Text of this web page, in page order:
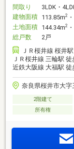
間取り
3LDK・
建物面積 113.85m2
土地面積 144.34m2
総戸数
2戸
ＪＲ桜井線 桜井
ＪＲ桜井線 三輪駅 徒
近鉄大阪線 大福駅 徒
奈良県桜井市大字
2階建て
所有権